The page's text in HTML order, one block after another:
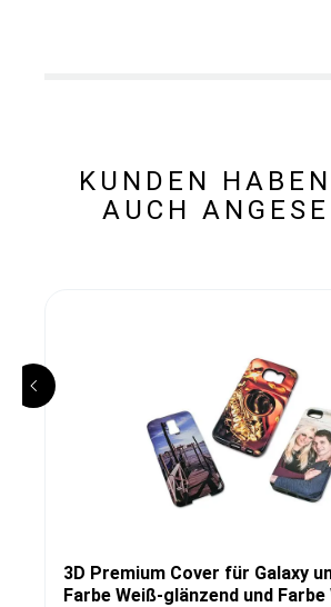
KUNDEN
AUCH
3D Premium Cover für Galaxy
Farbe Weiß-glänzend und